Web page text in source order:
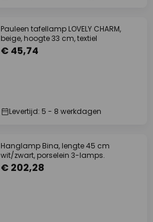
Pauleen tafellamp LOVELY CHARM,
beige, hoogte 33 cm, textiel
€ 45,74
Levertijd: 5 - 8 werkdagen
Hanglamp Bina, lengte 45 cm
wit/zwart, porselein 3-lamps.
€ 202,28